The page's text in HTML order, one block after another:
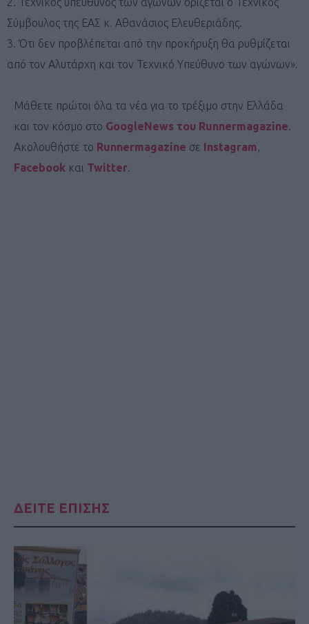
Σύμβουλος της ΕΑΣ κ. Αθανάσιος Ελευθεριάδης.
3. Ότι δεν προβλέπεται από την προκήρυξη θα ρυθμίζεται
από τον Αλυτάρχη και τον Τεχνικό Υπεύθυνο των αγώνων».
Μάθετε πρώτοι όλα τα νέα για το τρέξιμο στην Ελλάδα
και τον κόσμο στο GoogleNews του Runnermagazine.
Ακολουθήστε το Runnermagazine σε Instagram,
Facebook και Twitter.
ΔΕΙΤΕ ΕΠΙΣΗΣ